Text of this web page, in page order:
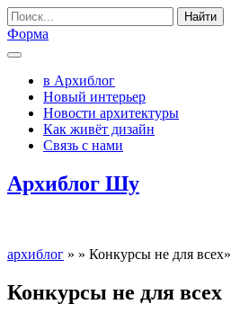
Найти
Форма
в Архиблог
Новый интерьер
Новости архитектуры
Как живёт дизайн
Связь с нами
Архиблог Шу
архиблог » » Конкурсы не для всех»
Конкурсы не для всех